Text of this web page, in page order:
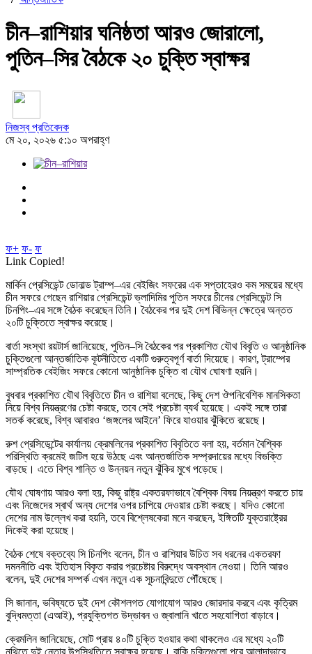
চীন–রাশিয়ার ঘনিষ্ঠতা আরও জোরালো,
পুতিন–সির বৈঠকে ২০ চুক্তি স্বাক্ষর
নিজস্ব প্রতিবেদক
মে ২০, ২০২৬ ৫:১০ অপরাহ্ণ
ফ+ ফ- ফ
Link Copied!
মার্কিন প্রেসিডেন্ট ডোনাল্ড ট্রাম্প–এর বেইজিং সফরের এক সপ্তাহেরও কম সময়ের মধ্যে
চীন সফরে গেছেন রাশিয়ার প্রেসিডেন্ট ভ্লাদিমির পুতিন সফরে চীনের প্রেসিডেন্ট সি
চিনপিং–এর সঙ্গে বৈঠক করেছেন তিনি। বৈঠকের পর দুই দেশ বিভিন্ন ক্ষেত্রে অন্তত
২০টি চুক্তিতে স্বাক্ষর করেছে।
বার্তা সংস্থা রয়টার্স জানিয়েছে, পুতিন–সি বৈঠকের পর প্রকাশিত যৌথ বিবৃতি ও আনুষ্ঠানিক
চুক্তিগুলো আন্তর্জাতিক কূটনীতিতে একটি গুরুত্বপূর্ণ বার্তা দিয়েছে। কারণ, ট্রাম্পের
সাম্প্রতিক বেইজিং সফরে কোনো আনুষ্ঠানিক চুক্তি বা যৌথ ঘোষণা হয়নি।
বুধবার প্রকাশিত যৌথ বিবৃতিতে চীন ও রাশিয়া বলেছে, কিছু দেশ ঔপনিবেশিক মানসিকতা
নিয়ে বিশ্ব নিয়ন্ত্রণের চেষ্টা করছে, তবে সেই প্রচেষ্টা ব্যর্থ হয়েছে। একই সঙ্গে তারা
সতর্ক করেছে, বিশ্ব আবারও ‘জঙ্গলের আইনে’ ফিরে যাওয়ার ঝুঁকিতে রয়েছে।
রুশ প্রেসিডেন্টের কার্যালয় ক্রেমলিনের প্রকাশিত বিবৃতিতে বলা হয়, বর্তমান বৈশ্বিক
পরিস্থিতি ক্রমেই জটিল হয়ে উঠছে এবং আন্তর্জাতিক সম্প্রদায়ের মধ্যে বিভক্তি
বাড়ছে। এতে বিশ্ব শান্তি ও উন্নয়ন নতুন ঝুঁকির মুখে পড়েছে।
যৌথ ঘোষণায় আরও বলা হয়, কিছু রাষ্ট্র একতরফাভাবে বৈশ্বিক বিষয় নিয়ন্ত্রণ করতে চায়
এবং নিজেদের স্বার্থ অন্য দেশের ওপর চাপিয়ে দেওয়ার চেষ্টা করছে। যদিও কোনো
দেশের নাম উল্লেখ করা হয়নি, তবে বিশ্লেষকেরা মনে করছেন, ইঙ্গিতটি যুক্তরাষ্ট্রের
দিকেই করা হয়েছে।
বৈঠক শেষে বক্তব্যে সি চিনপিং বলেন, চীন ও রাশিয়ার উচিত সব ধরনের একতরফা
দমননীতি এবং ইতিহাস বিকৃত করার প্রচেষ্টার বিরুদ্ধে অবস্থান নেওয়া। তিনি আরও
বলেন, দুই দেশের সম্পর্ক এখন নতুন এক সূচনাবিন্দুতে পৌঁছেছে।
সি জানান, ভবিষ্যতে দুই দেশ কৌশলগত যোগাযোগ আরও জোরদার করবে এবং কৃত্রিম
বুদ্ধিমত্তা (এআই), প্রযুক্তিগত উদ্ভাবন ও জ্বালানি খাতে সহযোগিতা বাড়াবে।
ক্রেমলিন জানিয়েছে, মোট প্রায় ৪০টি চুক্তি হওয়ার কথা থাকলেও এর মধ্যে ২০টি
নথিতে দুই নেতার উপস্থিতিতে স্বাক্ষর হয়েছে। বাকি চুক্তিগুলো পরে আলাদাভাবে